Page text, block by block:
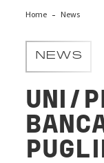
Home News
NEWS
UNI/